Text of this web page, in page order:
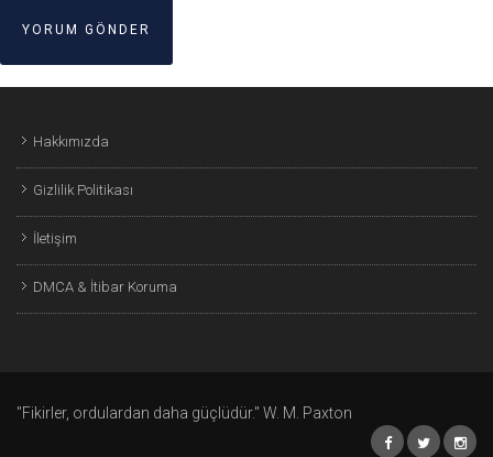
Hakkımızda
Gizlilik Politikası
İletişim
DMCA & İtibar Koruma
"Fikirler, ordulardan daha güçlüdür." W. M. Paxton